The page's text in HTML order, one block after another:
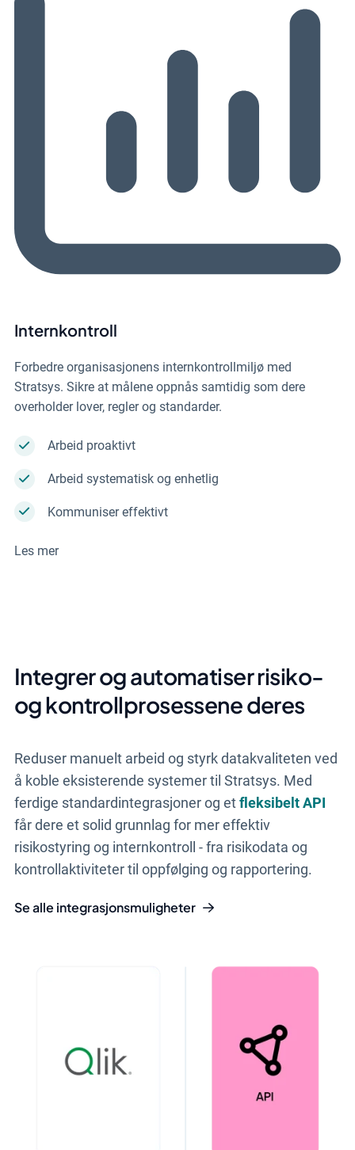
Internkontroll
Forbedre organisasjonens internkontrollmiljø med
Stratsys. Sikre at målene oppnås samtidig som dere
overholder lover, regler og standarder.
Arbeid proaktivt
Arbeid systematisk og enhetlig
Kommuniser effektivt
Les mer
Integrer og automatiser risiko-
og kontrollprosessene deres
Reduser manuelt arbeid og styrk datakvaliteten ved
å koble eksisterende systemer til Stratsys. Med
ferdige standardintegrasjoner og etfleksibelt API
får dere et solid grunnlag for mer effektiv
risikostyring og internkontroll - fra risikodata og
kontrollaktiviteter til oppfølging og rapportering.
Se alle integrasjonsmuligheter